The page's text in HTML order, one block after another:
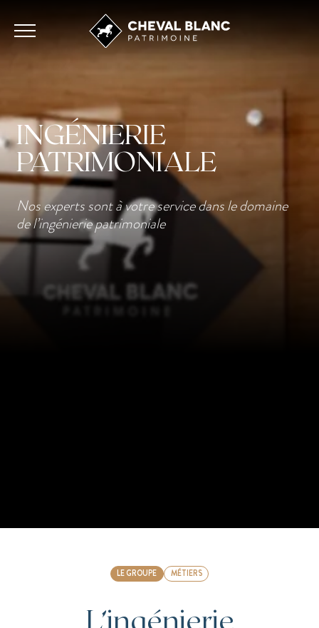
INGÉNIERIE
PATRIMONIALE
Nos experts sont à votre service dans le domaine
de l’ingénierie patrimoniale
MÉTIERS
LE GROUPE